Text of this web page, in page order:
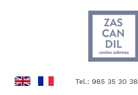
Tel.: 985 35 30 38